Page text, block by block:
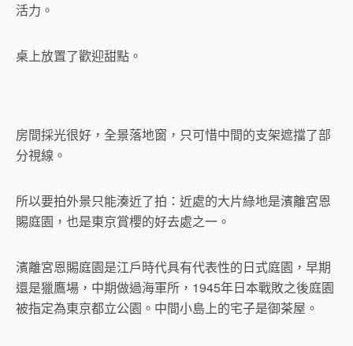
活力。
桌上放置了歡迎甜點。
房間採光很好，全景落地窗，只可惜中間的支架遮擋了部
分視線。
所以要拍外景只能湊近了拍：近處的大片綠地是濱離宮恩
賜庭園，也是東京賞櫻的好去處之一。
濱離宮恩賜庭園是江戶時代具有代表性的日式庭園，早期
還是獵鷹場，中期做過海軍所，1945年日本戰敗之後庭園
被指定為東京都立公園。中間小島上的宅子是御茶屋。